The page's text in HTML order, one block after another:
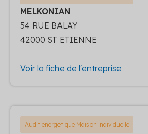
MELKONIAN
54 RUE BALAY
42000 ST ETIENNE
Voir la fiche de l'entreprise
Audit energetique Maison individuelle